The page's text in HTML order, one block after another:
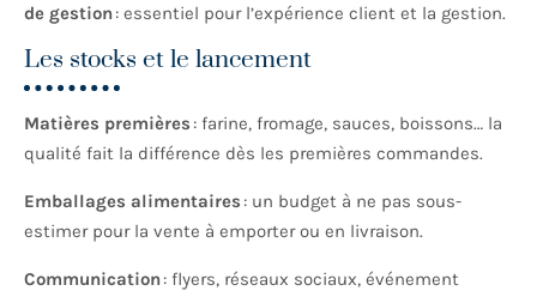
de gestion: essentiel pour l’expérience client et la gestion.
Les stocks et le lancement
Matières premières : farine, fromage, sauces, boissons… la
qualité fait la différence dès les premières commandes.
Emballages alimentaires : un budget à ne pas sous-
estimer pour la vente à emporter ou en livraison.
Communication: flyers, réseaux sociaux, événement